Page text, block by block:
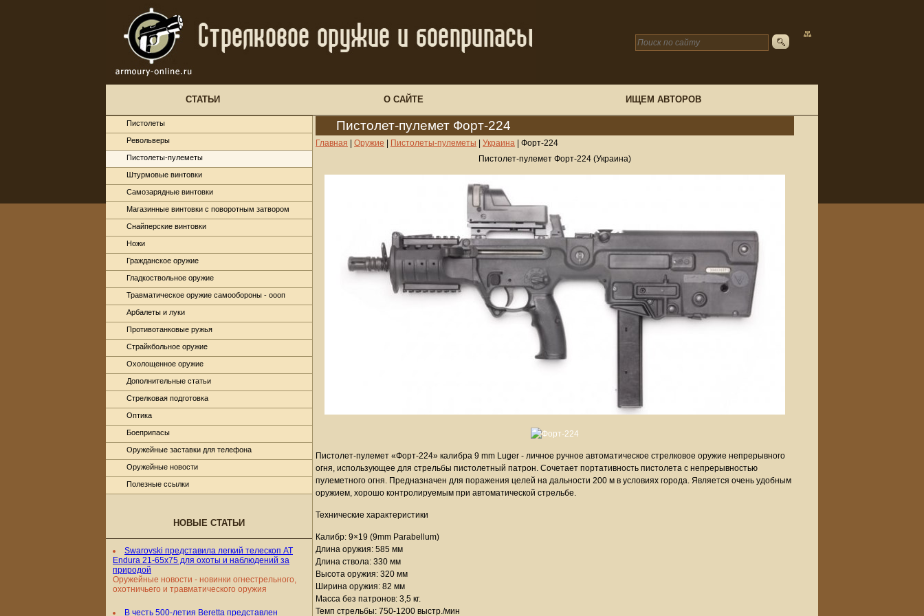
СТАТЬИ О САЙТЕ ИЩЕМ АВТОРОВ
Пистолет-пулемет Форт-224
Главная Оружие Пистолеты-пулеметы Украина
Форт-224
Пистолет-пулемет Форт-224 (Украина)
Пистолет-пулемет «Форт-224» калибра 9 mm Luger - личное ручное автоматическое стрелковое оружие непрерывного
огня, использующее для стрельбы пистолетный патрон. Сочетает портативность пистолета с непрерывностью
пулеметного огня. Предназначен для поражения целей на дальности 200 м в условиях города. Является очень удобным
оружием, хорошо контролируемым при автоматической стрельбе.
Технические характеристики
Калибр: 9×19 (9mm Parabellum)
Длина оружия: 585 мм
Длина ствола: 330 мм
Высота оружия: 320 мм
Ширина оружия: 82 мм
Масса без патронов: 3,5 кг.
Темп стрельбы: 750-1200 выстр./мин
Пистолеты
Револьверы
Пистолеты-пулеметы
Штурмовые винтовки
Самозарядные винтовки
Магазинные винтовки с поворотным затвором
Снайперские винтовки
Ножи
Гражданское оружие
Гладкоствольное оружие
Травматическое оружие самообороны - оооп
Арбалеты и луки
Противотанковые ружья
Страйкбольное оружие
Охолощенное оружие
Дополнительные статьи
Стрелковая подготовка
Оптика
Боеприпасы
Оружейные заставки для телефона
Оружейные новости
Полезные ссылки
НОВЫЕ СТАТЬИ
Swarovski представила легкий телескоп AT
Endura 21-65x75 для охоты и наблюдений за
природой
Оружейные новости - новинки огнестрельного,
охотничьего и травматического оружия
В честь 500-летия Beretta представлен